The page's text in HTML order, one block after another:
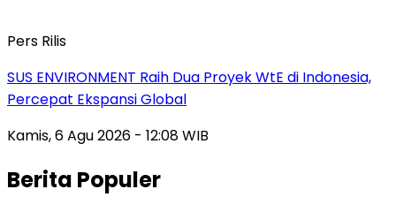
Pers Rilis
SUS ENVIRONMENT Raih Dua Proyek WtE di Indonesia,
Percepat Ekspansi Global
Kamis, 6 Agu 2026 - 12:08 WIB
Berita Populer